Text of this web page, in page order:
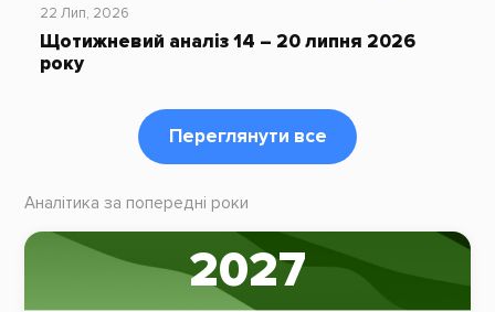
22 Лип, 2026
Щотижневий аналіз 14 – 20 липня 2026
року
Переглянути все
Аналітика за попередні роки
2027